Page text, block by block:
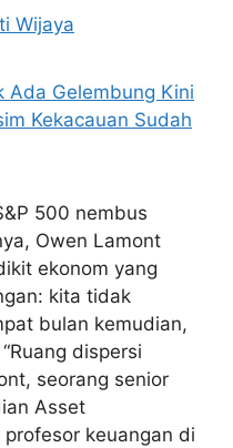
Wijaya
500 nembus
Owen Lamont
ekonom yang
kita tidak
bulan kemudian,
dispersi
seorang senior
Asset
keuangan di